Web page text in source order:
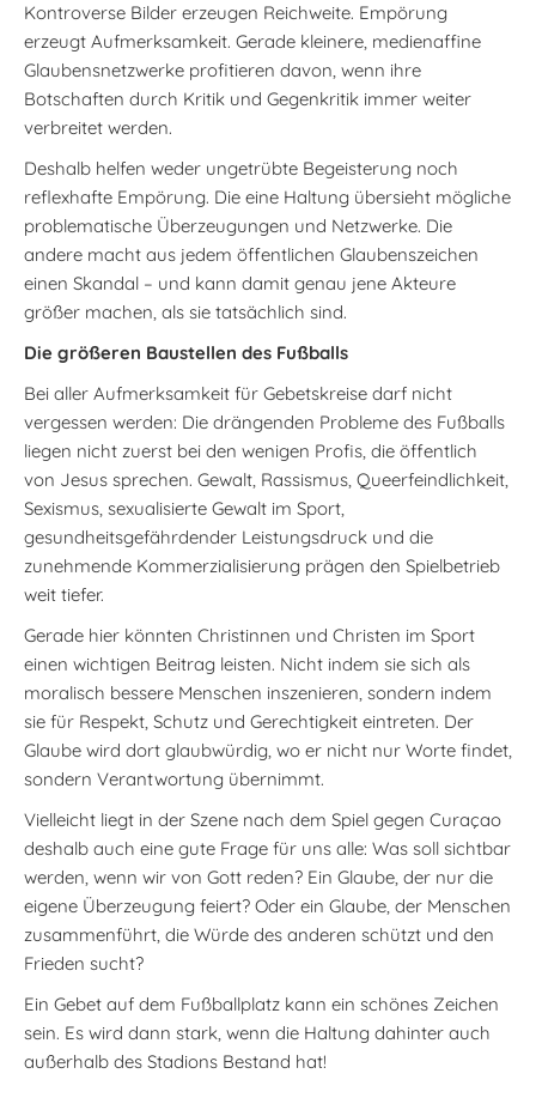
Kontroverse Bilder erzeugen Reichweite. Empörung
erzeugt Aufmerksamkeit. Gerade kleinere, medienaffine
Glaubensnetzwerke profitieren davon, wenn ihre
Botschaften durch Kritik und Gegenkritik immer weiter
verbreitet werden.
Deshalb helfen weder ungetrübte Begeisterung noch
reflexhafte Empörung. Die eine Haltung übersieht mögliche
problematische Überzeugungen und Netzwerke. Die
andere macht aus jedem öffentlichen Glaubenszeichen
einen Skandal – und kann damit genau jene Akteure
größer machen, als sie tatsächlich sind.
Die größeren Baustellen des Fußballs
Bei aller Aufmerksamkeit für Gebetskreise darf nicht
vergessen werden: Die drängenden Probleme des Fußballs
liegen nicht zuerst bei den wenigen Profis, die öffentlich
von Jesus sprechen. Gewalt, Rassismus, Queerfeindlichkeit,
Sexismus, sexualisierte Gewalt im Sport,
gesundheitsgefährdender Leistungsdruck und die
zunehmende Kommerzialisierung prägen den Spielbetrieb
weit tiefer.
Gerade hier könnten Christinnen und Christen im Sport
einen wichtigen Beitrag leisten. Nicht indem sie sich als
moralisch bessere Menschen inszenieren, sondern indem
sie für Respekt, Schutz und Gerechtigkeit eintreten. Der
Glaube wird dort glaubwürdig, wo er nicht nur Worte findet,
sondern Verantwortung übernimmt.
Vielleicht liegt in der Szene nach dem Spiel gegen Curaçao
deshalb auch eine gute Frage für uns alle: Was soll sichtbar
werden, wenn wir von Gott reden? Ein Glaube, der nur die
eigene Überzeugung feiert? Oder ein Glaube, der Menschen
zusammenführt, die Würde des anderen schützt und den
Frieden sucht?
Ein Gebet auf dem Fußballplatz kann ein schönes Zeichen
sein. Es wird dann stark, wenn die Haltung dahinter auch
außerhalb des Stadions Bestand hat!